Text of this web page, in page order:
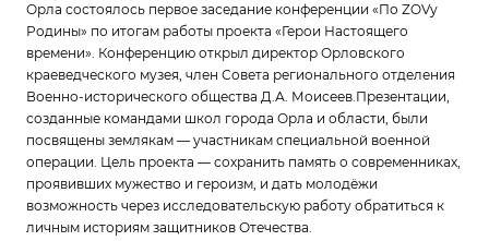
Орла состоялось первое заседание конференции «По ZOVу
Родины» по итогам работы проекта «Герои Настоящего
времени». Конференцию открыл директор Орловского
краеведческого музея, член Совета регионального отделения
Военно-исторического общества Д.А. Моисеев.Презентации,
созданные командами школ города Орла и области, были
посвящены землякам — участникам специальной военной
операции. Цель проекта — сохранить память о современниках,
проявивших мужество и героизм, и дать молодёжи
возможность через исследовательскую работу обратиться к
личным историям защитников Отечества.